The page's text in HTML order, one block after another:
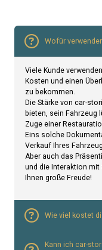
Wofür
Viele Kunde
Kosten und einen
zu bekommen.
Die Stärke von car-
bieten, sein Fahrzeug
Zuge einer
Eins solche
Verkauf Ihres
Aber auch das
und die Interaktion
Ihnen große Freude!
Wie viel kostet
Kann ich car-